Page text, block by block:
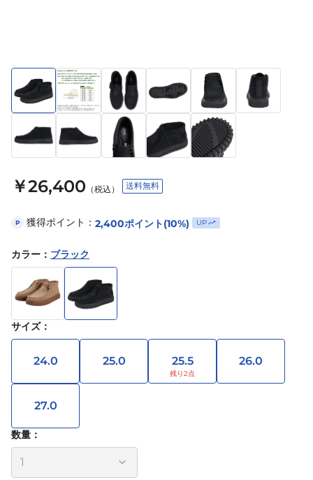
￥26,400 （税込） 送料無料
P 獲得ポイント： 2,400ポイント(10%) UP
カラー ： ブラック
サイズ：
24.0 25.0 25.5 26.0
27.0
数量：